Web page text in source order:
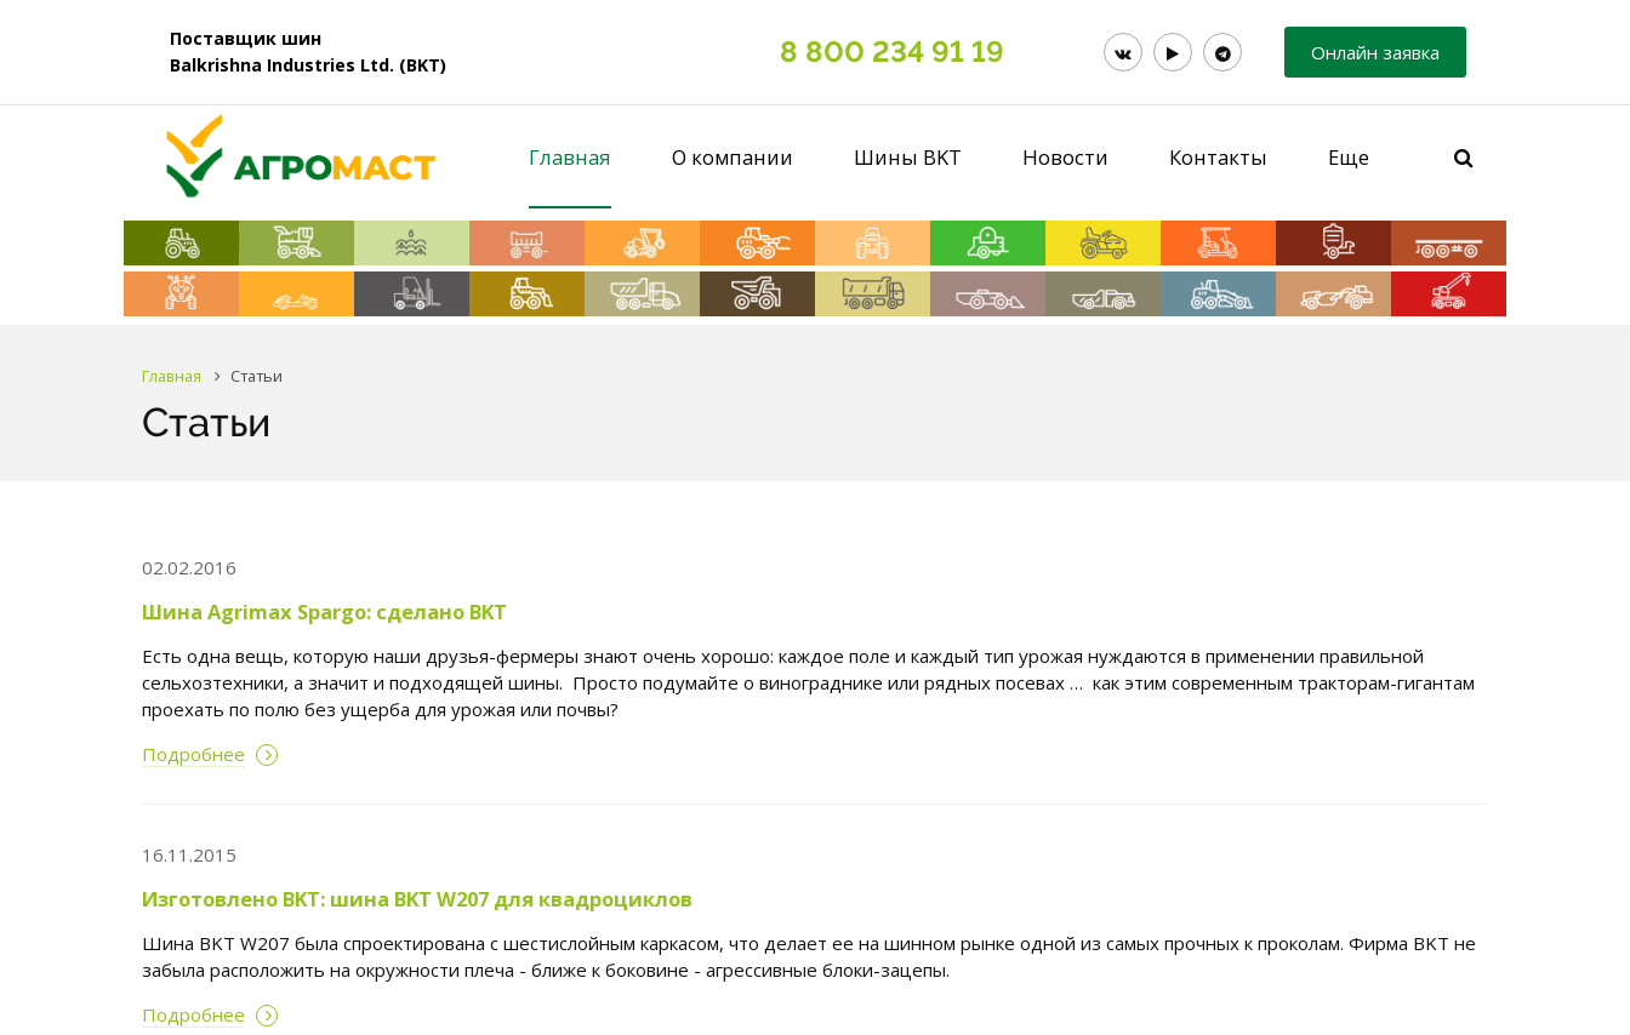
Поставщик шин
Balkrishna Industries Ltd. (BKT)
8 800 234 91 19 Онлайн заявка
Главная О компании Шины BKT Новости Контакты Еще
Главная Статьи
Статьи
02.02.2016
Шина Agrimax Spargo: сделано BKT
Есть одна вещь, которую наши друзья-фермеры знают очень хорошо: каждое поле и каждый тип урожая нуждаются в применении правильной
сельхозтехники, а значит и подходящей шины. Просто подумайте о винограднике или рядных посевах … как этим современным тракторам-гигантам
проехать по полю без ущерба для урожая или почвы?
Подробнее
16.11.2015
Изготовлено BKT: шина BKT W207 для квадроциклов
Шина BKT W207 была спроектирована с шестислойным каркасом, что делает ее на шинном рынке одной из самых прочных к проколам. Фирма BKT не
забыла расположить на окружности плеча - ближе к боковине - агрессивные блоки-зацепы.
Подробнее